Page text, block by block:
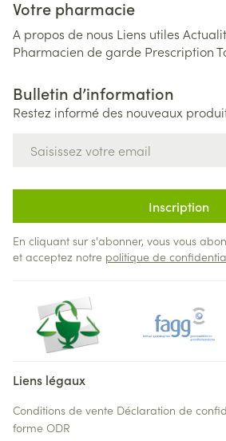
Votre pharmacie
A propos de nous Liens utiles
Pharmacien de garde Prescription
Bulletin d’information
Restez informé des nouveaux
Inscription
En cliquant sur s'abonner, vous vous
et acceptez notre politique de
Liens légaux
Conditions de vente Déclaration de
forme ODR